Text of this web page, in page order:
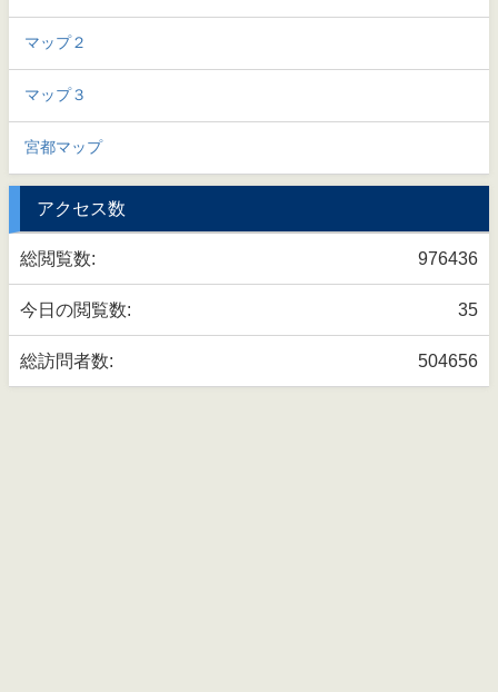
マップ２
マップ３
宮都マップ
アクセス数
976436
総閲覧数:
35
今日の閲覧数:
504656
総訪問者数: